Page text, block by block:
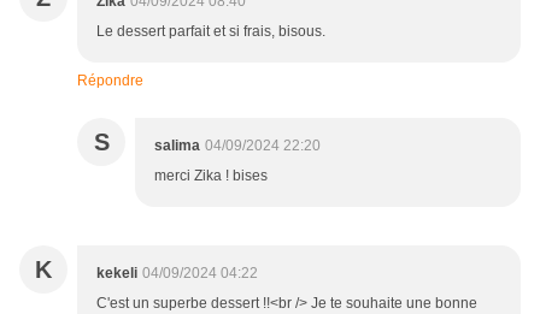
Le dessert parfait et si frais, bisous.
Répondre
S salima 04/09/2024 22:20
merci Zika ! bises
K kekeli 04/09/2024 04:22
C'est un superbe dessert !!<br /> Je te souhaite une bonne